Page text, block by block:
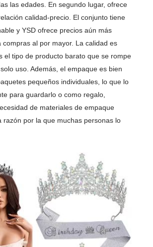
las edades. En segundo lugar, ofrece
calidad-precio. El conjunto tiene
y YSD ofrece precios aún más
compras al por mayor. La calidad es
el tipo de producto barato que se rompe
uso. Además, el empaque es bien
pequeños individuales, lo que lo
para guardarlo o como regalo,
de materiales de empaque
razón por la que muchas personas lo